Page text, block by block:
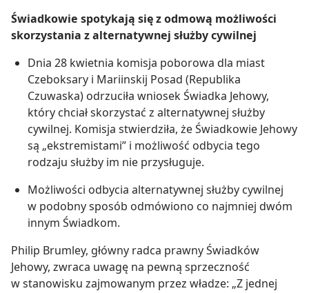
Świadkowie spotykają się z odmową możliwości
skorzystania z alternatywnej służby cywilnej
Dnia 28 kwietnia komisja poborowa dla miast
Czeboksary i Mariinskij Posad (Republika
Czuwaska) odrzuciła wniosek Świadka Jehowy,
który chciał skorzystać z alternatywnej służby
cywilnej. Komisja stwierdziła, że Świadkowie Jehowy
są „ekstremistami” i możliwość odbycia tego
rodzaju służby im nie przysługuje.
Możliwości odbycia alternatywnej służby cywilnej
w podobny sposób odmówiono co najmniej dwóm
innym Świadkom.
Philip Brumley, główny radca prawny Świadków
Jehowy, zwraca uwagę na pewną sprzeczność
w stanowisku zajmowanym przez władze: „Z jednej